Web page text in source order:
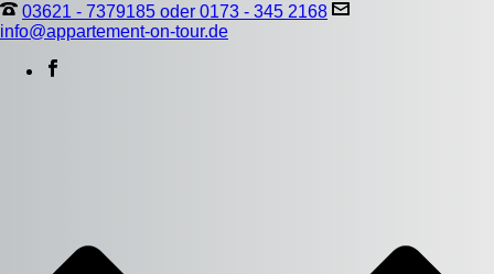
03621 - 7379185 oder 0173 - 345 2168
info@appartement-on-tour.de